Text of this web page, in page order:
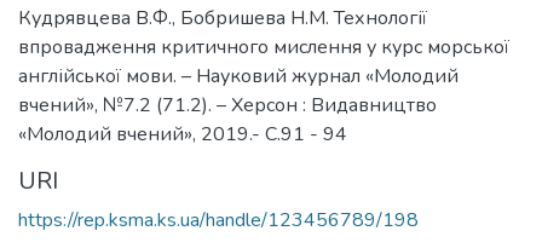
Кудрявцева В.Ф., Бобришева Н.М. Технології
впровадження критичного мислення у курс морської
англійської мови. – Науковий журнал «Молодий
вчений», №7.2 (71.2). – Херсон : Видавництво
«Молодий вчений», 2019.- С.91 - 94
URI
https://rep.ksma.ks.ua/handle/123456789/198